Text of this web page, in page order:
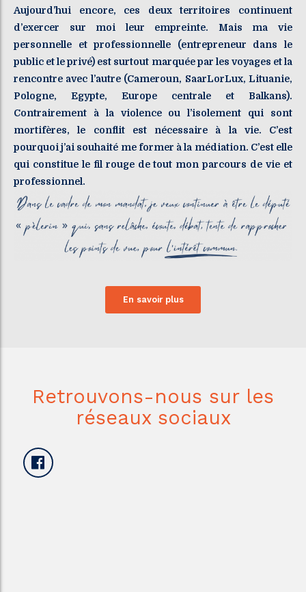
Aujourd’hui encore, ces deux territoires continuent
d’exercer sur moi leur empreinte. Mais ma vie
personnelle et professionnelle (entrepreneur dans le
public et le privé) est surtout marquée par les voyages et la
rencontre avec l’autre (Cameroun, SaarLorLux, Lituanie,
Pologne, Egypte, Europe centrale et Balkans).
Contrairement à la violence ou l’isolement qui sont
mortifères, le conflit est nécessaire à la vie. C’est
pourquoi j’ai souhaité me former à la médiation. C’est elle
qui constitue le fil rouge de tout mon parcours de vie et
professionnel.
En savoir plus
Retrouvons-nous sur les
réseaux sociaux